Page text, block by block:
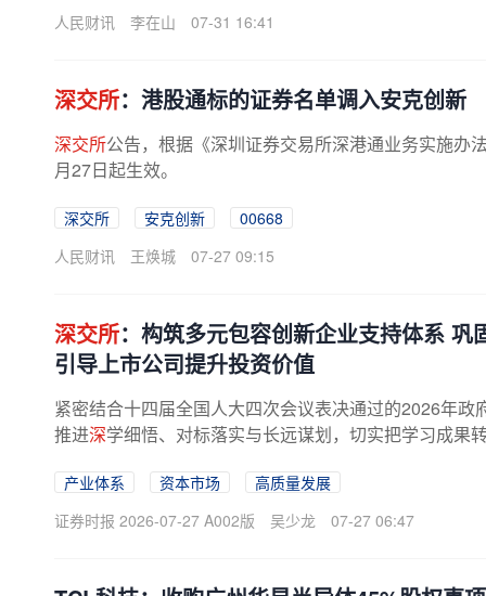
人民财讯
李在山 07-31 16:41
深交所：港股通标的证券名单调入安克创新
深交所公告，根据《深圳证券交易所深港通业务实施办
月27日起生效。
深交所 安克创新
00668
人民财讯
王焕城 07-27 09:15
深交所：构筑多元包容创新企业支持体系
引导上市公司提升投资价值
紧密结合十四届全国人大四次会议表决通过的2026年政
推进深学细悟、对标落实与长远谋划，切实把学习成果
产业体系 资本市场
高质量发展
证券时报 2026-07-27 A002版
吴少龙 07-27 06:47